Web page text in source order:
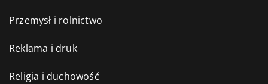
Przemysł i rolnictwo
Reklama i druk
Religia i duchowość